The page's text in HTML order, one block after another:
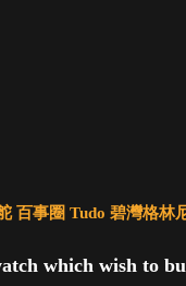
百事圈 Tudo 碧灣格
which wish to